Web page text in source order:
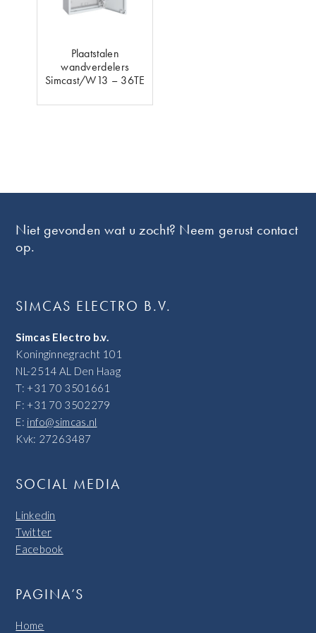
Plaatstalen
wandverdelers
Simcast/W13 – 36TE
Niet gevonden wat u zocht? Neem gerust contact
op.
SIMCAS ELECTRO B.V.
Simcas Electro b.v.
Koninginnegracht 101
NL-2514 AL Den Haag
T: +31 70 3501661
F: +31 70 3502279
E: info@simcas.nl
Kvk: 27263487
SOCIAL MEDIA
Linkedin
Twitter
Facebook
PAGINA’S
Home